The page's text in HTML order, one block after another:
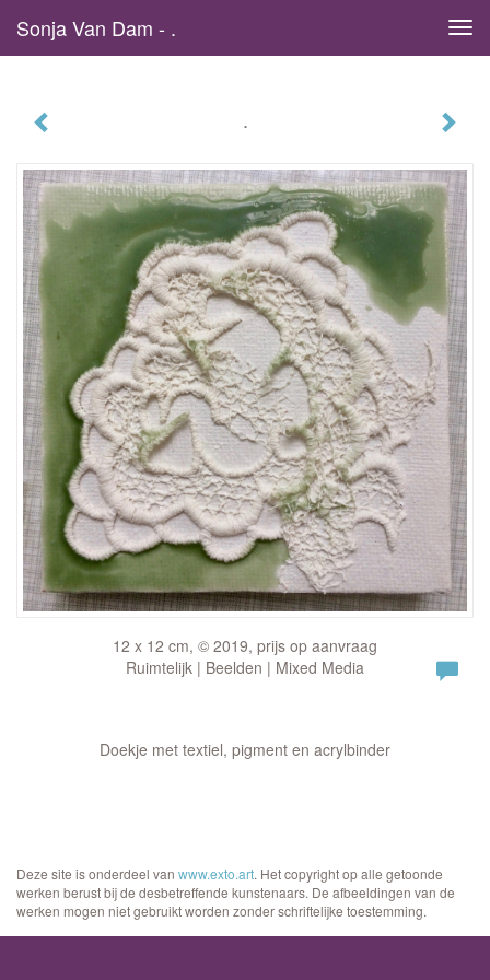
Sonja Van Dam - .
.
12 x 12 cm, © 2019, prijs op aanvraag
Ruimtelijk | Beelden | Mixed Media
Doekje met textiel, pigment en acrylbinder
Deze site is onderdeel van www.exto.art. Het copyright op alle getoonde
werken berust bij de desbetreffende kunstenaars. De afbeeldingen van de
werken mogen niet gebruikt worden zonder schriftelijke toestemming.